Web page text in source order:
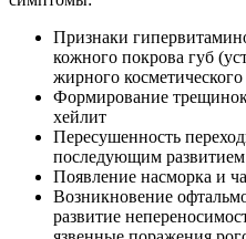
Признаки
кожного покрова губ
жирного
Формирование трещинок
хейлит
Пересушенность
последующим развитием
Появление насморка и
Возникновение
развитие